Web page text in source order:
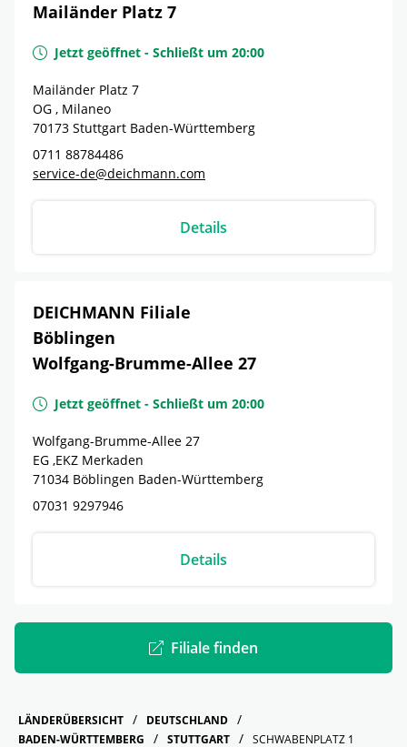
Mailänder Platz 7
Jetzt geöffnet - Schließt um 20:00
Mailänder Platz 7
OG , Milaneo
70173 Stuttgart Baden-Württemberg
0711 88784486
service-de@deichmann.com
Details
DEICHMANN Filiale
Böblingen
Wolfgang-Brumme-Allee 27
Jetzt geöffnet - Schließt um 20:00
Wolfgang-Brumme-Allee 27
EG ,EKZ Merkaden
71034 Böblingen Baden-Württemberg
07031 9297946
Details
Filiale finden
LÄNDERÜBERSICHT
DEUTSCHLAND
BADEN-WÜRTTEMBERG
STUTTGART SCHWABENPLATZ 1